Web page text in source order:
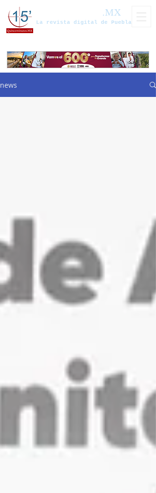
.MX
La revista digital de Puebla
news